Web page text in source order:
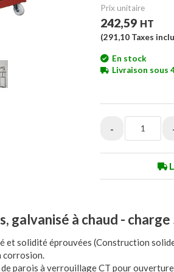
Prix unitaire
242,59 HT
(291,10 Taxes
En stock
Livraison sous
-
galvanisé à chaud - charge
et solidité éprouvées (Construction
corrosion.
parois à verrouillage CT pour